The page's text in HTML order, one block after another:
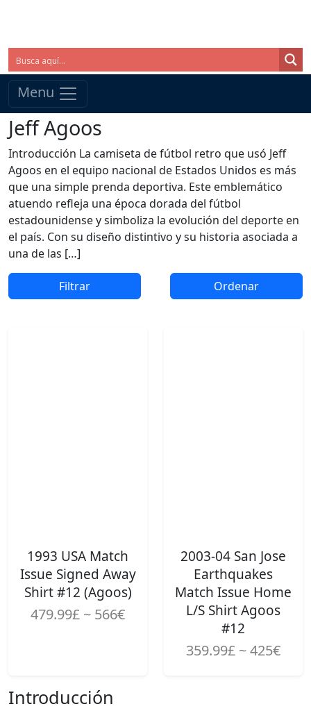
Menu
Jeff Agoos
Introducción La camiseta de fútbol retro que usó Jeff
Agoos en el equipo nacional de Estados Unidos es más
que una simple prenda deportiva. Este emblemático
atuendo refleja una época dorada del fútbol
estadounidense y simboliza la evolución del deporte en
el país. Con su diseño distintivo y su historia asociada a
una de las […]
Filtrar Ordenar
1993 USA Match
Issue Signed Away
Shirt #12 (Agoos)
479.99£ ~ 566€
2003-04 San Jose
Earthquakes
Match Issue Home
L/S Shirt Agoos
#12
359.99£ ~ 425€
Introducción